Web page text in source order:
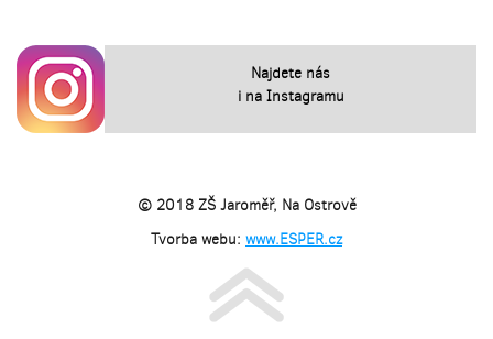
Najdete nás
i na Instagramu
© 2018 ZŠ Jaroměř, Na Ostrově
Tvorba webu: www.ESPER.cz